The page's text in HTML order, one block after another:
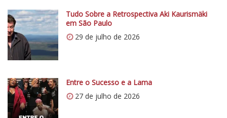
0
.
w
p
.
c
o
m
/
Tudo Sobre a Retrospectiva Aki Kaurismäki
em São Paulo
29 de julho de 2026
Entre o Sucesso e a Lama
27 de julho de 2026